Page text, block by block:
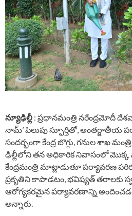
న్యూఢిల్లీ : ప్రధానమంత్రి నరేంద్రమోదీ
నామ్’ పిలుపు స్ఫూర్తితో, అంతర్జాతీయ
సందర్భంగా కేంద్ర బొగ్గు, గనుల శాఖ
ఢిల్లీలోని తన అధికారిక నివాసంలో మొక్క
కేంద్రమంత్రి మాట్లాడుతూ పర్యావరణ
ప్రకృతిని కాపాడటం, భవిష్యత్ తరాలకు
ఆరోగ్యకరమైన పర్యావరణాన్ని
అన్నారు.